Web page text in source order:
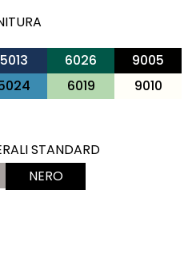
5013 6026
9005
6019 9010
STANDARD
NERO